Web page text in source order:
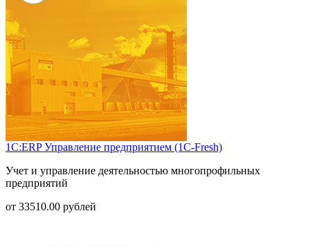
1С:ERP Управление предприятием (1С-Fresh)
Учет и управление деятельностью многопрофильных
предприятий
от 33510.00 рублей